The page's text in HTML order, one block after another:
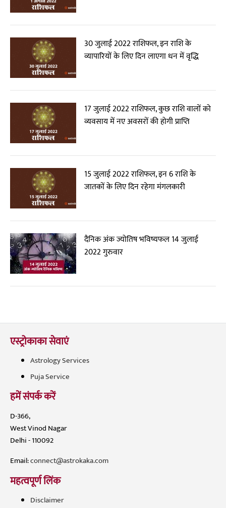
30 जुलाई 2022 राशिफल, इन राशि के
व्यापारियों के लिए दिन लाएगा धन में वृद्धि
17 जुलाई 2022 राशिफल, कुछ राशि वालों को
व्यवसाय में नए अवसरों की होगी प्राप्ति
15 जुलाई 2022 राशिफल, इन 6 राशि के
जातकों के लिए दिन रहेगा मंगलकारी
दैनिक अंक ज्योतिष भविष्यफल 14 जुलाई
2022 गुरुवार
एस्ट्रोकाका सेवाएं
Astrology Services
Puja Service
हमें संपर्क करें
D-366,
West Vinod Nagar
Delhi - 110092
Email:connect@astrokaka.com
महत्वपूर्ण लिंक
Disclaimer